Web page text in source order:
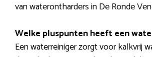
van waterontharders in De Ronde
Welke pluspunten heeft een
Een waterreiniger zorgt voor kalkvrij